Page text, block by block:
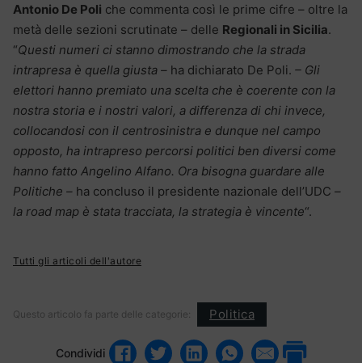
Antonio De Poli che commenta così le prime cifre – oltre la
metà delle sezioni scrutinate – delle Regionali in Sicilia.
“Questi numeri ci stanno dimostrando che la strada
intrapresa è quella giusta – ha dichiarato De Poli. – Gli
elettori hanno premiato una scelta che è coerente con la
nostra storia e i nostri valori, a differenza di chi invece,
collocandosi con il centrosinistra e dunque nel campo
opposto, ha intrapreso percorsi politici ben diversi come
hanno fatto Angelino Alfano. Ora bisogna guardare alle
Politiche – ha concluso il presidente nazionale dell’UDC –
la road map è stata tracciata, la strategia è vincente“.
Tutti gli articoli dell'autore
Questo articolo fa parte delle categorie: Politica
Condividi